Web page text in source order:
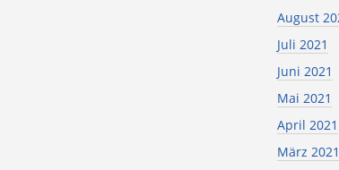
August
Juli 2021
Juni 2021
Mai 2021
April 2021
März 2021